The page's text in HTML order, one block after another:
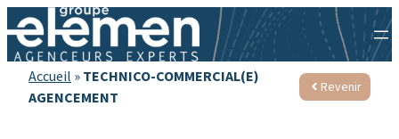
Accueil » TECHNICO-COMMERCIAL(E)
AGENCEMENT
Revenir